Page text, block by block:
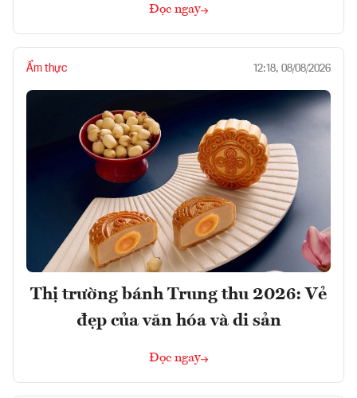
Đọc ngay
Ẩm thực 12:18, 08/08/2026
Thị trường bánh Trung thu 2026: Vẻ
đẹp của văn hóa và di sản
Đọc ngay